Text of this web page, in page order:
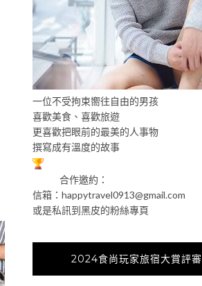
一位不受拘束嚮往自由的男孩
喜歡美食、喜歡旅遊
更喜歡把眼前的最美的人事物
撰寫成有溫度的故事
合作邀約：
信箱： happytravel0913@gmail.com
或是私訊到黑皮的粉絲專頁
2024食尚玩家旅宿大賞評審